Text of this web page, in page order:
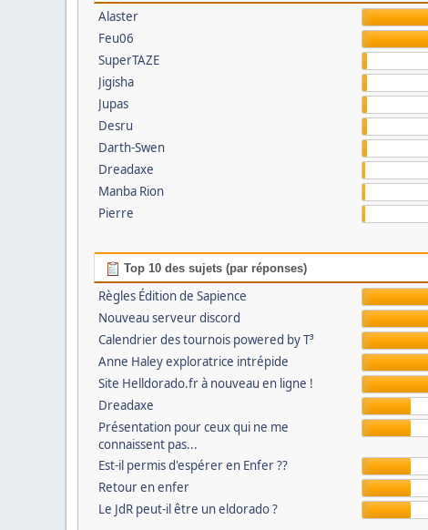
Alaster
Feu06
SuperTAZE
Jigisha
Jupas
Desru
Darth-Swen
Dreadaxe
Manba Rion
Pierre
Top 10 des sujets (par réponses)
Règles Édition de Sapience
Nouveau serveur discord
Calendrier des tournois powered by T³
Anne Haley exploratrice intrépide
Site Helldorado.fr à nouveau en ligne !
Dreadaxe
Présentation pour ceux qui ne me
connaissent pas...
Est-il permis d'espérer en Enfer ??
Retour en enfer
Le JdR peut-il être un eldorado ?